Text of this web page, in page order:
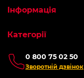
0 800 75 02 50
Зворотній дзвінок
Інформація
Категорії